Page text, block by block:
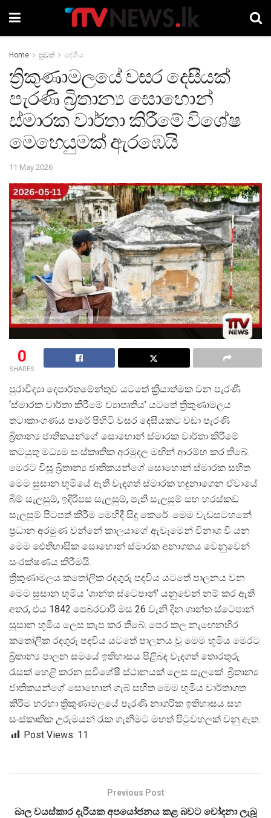
Home පුවත් දේශීය
ත්‍රිකුණාමලයේ වසර දෙසීයක්
පැරණි බ්‍රිතාන්‍ය සොහොන්
ස්මාරක වාර්තා කිරීමේ විශේෂ
මෙහෙයුමක් ඇරඹෙයි
11 May 2026
0
SHARES
පුරාවිද් යා දෙපාර්තමේන්තුව යටතේ ක්රියාත්මක වන පැරණි
‘ස්මාරක වාර්තා කිරීමේ ව්යාපෘතිය’ යටතේ ත්රිකුණාමලය
තටාකාංගණය පාරේ පිහිටි වසර දෙසීයකට වඩා පැරණි
බ්රිතාන් ය ජාතිකයන්ගේ සොහොන් ස්මාරක වාර්තා කිරීමේ
කටයුතු මධ්යම සංස්කෘතික අරමුදල මඟින් ආරම්භ කර තිබේ.
මෙරට විසූ බ්රිතාන් ය ජාතිකයන්ගේ සොහොන් ස්මාරක සහිත
මෙම සුසාන භූමියේ ඇති වැදගත් ස්මාරක හඳුනාගෙන ඒවායේ
බිම් සැලසුම්, ඉදිරිපස සැලසුම්, පැති සැලසුම් සහ හරස්කඩ
සැලසුම් පිටපත් කිරීම මෙහිදී සිදු කෙරේ. මෙම වැඩසටහනේ
ප්රධාන අරමුණ වන්නේ කාලයාගේ ඇවෑමෙන් විනාශ වී යන
මෙම ඓතිහාසික සොහොන් ස්මාරක අනාගතය වෙනුවෙන්
සංරක්ෂණය කිරීමයි.
ත්රිකුණාමලය කතෝලික රදගුරු පදවිය යටතේ පාලනය වන
මෙම සුසාන භූමිය ‘ශාන්ත ස්ටෙපාන්’ යනුවෙන් නම් කර ඇති
අතර, එය 1842 පෙබරවාරි මස 26 වැනි දින ශාන්ත ස්ටෙපාන්
සුසාන භූමිය ලෙස කැප කර තිබේ. පෙර කල නැඟෙනහිර
කතෝලික රදගුරු පදවිය යටතේ පාලනය වූ මෙම භූමිය මෙරට
බ්රිතාන් ය පාලන සමයේ ඉතිහාසය පිළිබඳ වැදගත් තොරතුරු
රැසක් හෙළි කරන සුවිශේෂී ස්ථානයක් ලෙස සැලකේ. බ්රිතාන්
ජාතිකයන්ගේ සොහොන් ගැබ් සහිත මෙම භූමිය වාර්තාගත
කිරීම හරහා ත්රිකුණාමලයේ පැරණි නාගරික ඉතිහාසය සහ
සංස්කෘතික උරුමයන් රැක ගැනීමට මහත් පිටුවහලක් වනු ඇත.
Post Views: 11
Previous Post
බාල වයස්කාර දැරියක අපයෝජනය කළ බවට චෝදනා ලැබූ